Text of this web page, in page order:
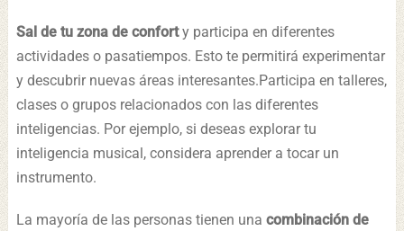
Sal de tu zona de conforty participa en diferentes
actividades o pasatiempos. Esto te permitirá experimentar
y descubrir nuevas áreas interesantes.Participa en talleres,
clases o grupos relacionados con las diferentes
inteligencias. Por ejemplo, si deseas explorar tu
inteligencia musical, considera aprender a tocar un
instrumento.
La mayoría de las personas tienen una combinación de